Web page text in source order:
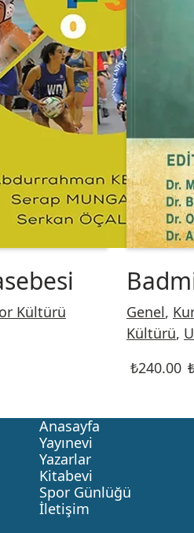
Kültürü
Genel,
Kültürü,
₺240.00
Anasayfa
Yayınevi
Yazarlar
Kitabevi
Spor Günlüğü
İletişim